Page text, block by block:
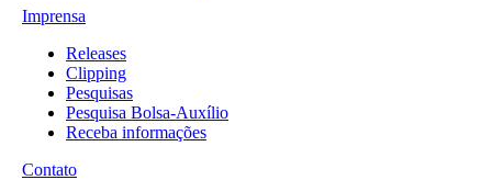
Imprensa
Releases
Clipping
Pesquisas
Pesquisa Bolsa-Auxílio
Receba informações
Contato